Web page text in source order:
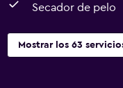
Secador de pelo
Mostrar los 63